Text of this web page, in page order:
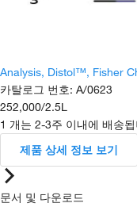
Analysis, Distol™, Fisher
카탈로그 번호: A/0623
252,000/2.5L
1 개는 2-3주 이내에 배송
제품 상세 정보 보기
문서 및 다운로드